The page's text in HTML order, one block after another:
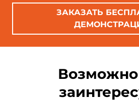
ЗАКАЗАТЬ
Возможно